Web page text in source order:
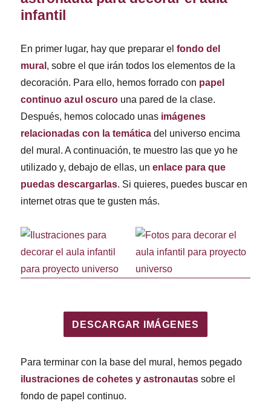
infantil
En primer lugar, hay que preparar elfondo del
mural , sobre el que irán todos los elementos de la
decoración. Para ello, hemos forrado con papel
continuo azul oscuro una pared de la clase.
Después, hemos colocado unas imágenes
relacionadas con la temática del universo encima
del mural. A continuación, te muestro las que yo he
utilizado y, debajo de ellas, unenlace para que
puedas descargarlas. Si quieres, puedes buscar en
internet otras que te gusten más.
DESCARGAR IMÁGENES
Para terminar con la base del mural, hemos pegado
ilustraciones de cohetes y astronautas sobre el
fondo de papel continuo.